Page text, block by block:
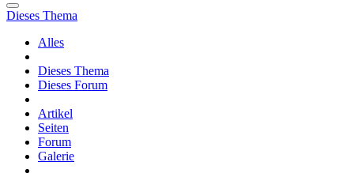
Dieses Thema
Alles
Dieses Thema
Dieses Forum
Artikel
Seiten
Forum
Galerie